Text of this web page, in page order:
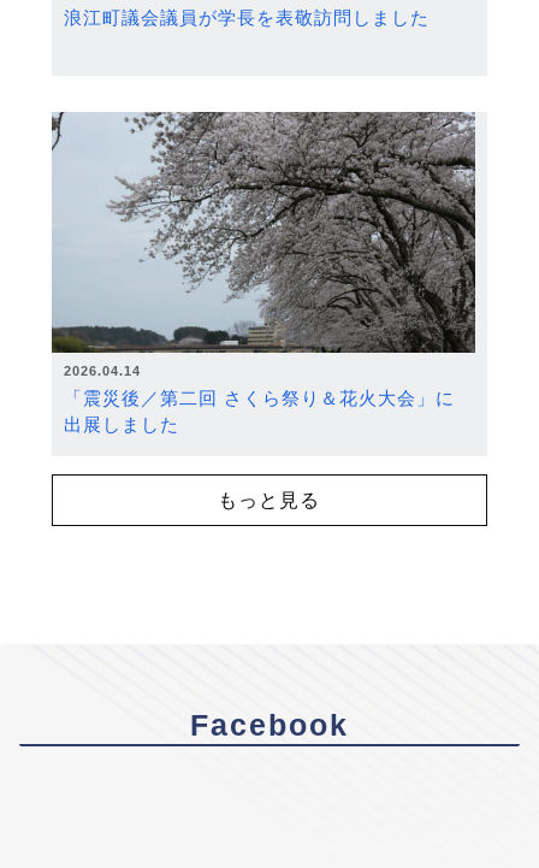
浪江町議会議員が学長を表敬訪問しました
2026.04.14
「震災後／第二回 さくら祭り＆花火大会」に
出展しました
もっと見る
Facebook